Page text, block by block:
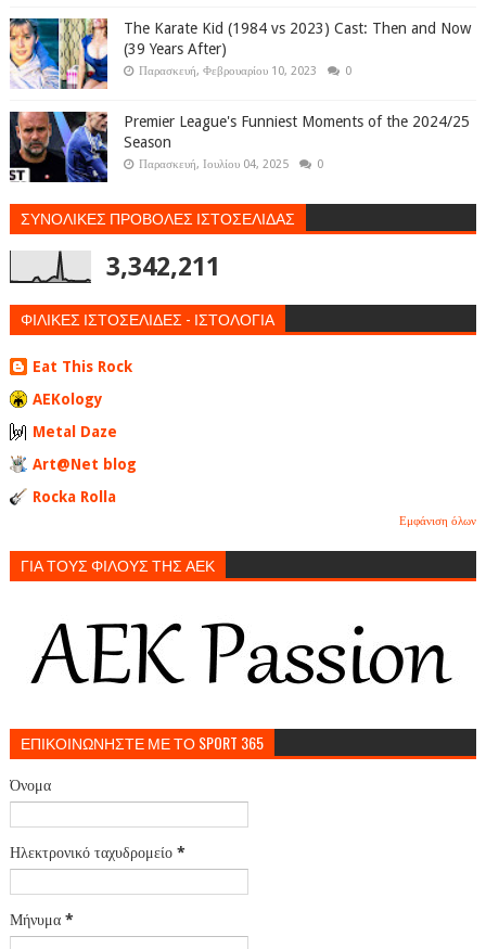
The Karate Kid (1984 vs 2023) Cast: Then and Now
(39 Years After)
Παρασκευή, Φεβρουαρίου 10, 2023 0
Premier League's Funniest Moments of the 2024/25
Season
Παρασκευή, Ιουλίου 04, 2025 0
ΣΥΝΟΛΙΚΕΣ ΠΡΟΒΟΛΕΣ ΙΣΤΟΣΕΛΙΔΑΣ
3,342,211
ΦΙΛΙΚΕΣ ΙΣΤΟΣΕΛΙΔΕΣ - ΙΣΤΟΛΟΓΙΑ
Eat This Rock
AEKology
Metal Daze
Art@Net blog
Rocka Rolla
Εμφάνιση όλων
ΓΙΑ ΤΟΥΣ ΦΙΛΟΥΣ ΤΗΣ ΑΕΚ
ΕΠΙΚΟΙΝΩΝΗΣΤΕ ΜΕ ΤΟ SPORT 365
Όνομα
Ηλεκτρονικό ταχυδρομείο *
Μήνυμα *